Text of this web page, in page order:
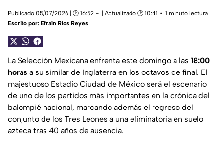
Publicado 05/07/2026 | 🕑 16:52 | Actualizado 🕑 10:41
1 minuto lectura
Escrito por: Efraín Ríos Reyes
La Selección Mexicana enfrenta este domingo a las 18:00
horas a su similar de Inglaterra en los octavos de final. El
majestuoso Estadio Ciudad de México será el escenario
de uno de los partidos más importantes en la crónica del
balompié nacional, marcando además el regreso del
conjunto de los Tres Leones a una eliminatoria en suelo
azteca tras 40 años de ausencia.